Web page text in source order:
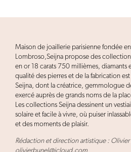
Maison de joaillerie parisienne fondée
Lombroso,Seijna propose des
en or 18 carats 750 millièmes, diamants
qualité des pierres et de la fabrication
Seijna, dont la créatrice, gemmologue
exercé auprès de grands noms de la
Les collections Seijna dessinent un
solaire et facile à vivre, où puiser
et des moments de plaisir.
Rédaction et direction artistique : Olivier
olivierbunel@icloud.com